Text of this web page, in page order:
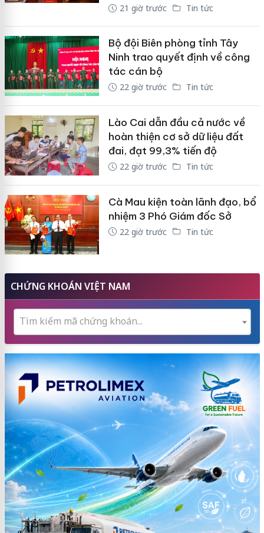
21 giờ trước Tin tức
Bộ đội Biên phòng tỉnh Tây
Ninh trao quyết định về công
tác cán bộ
22 giờ trước Tin tức
Lào Cai dẫn đầu cả nước về
hoàn thiện cơ sở dữ liệu đất
đai, đạt 99,3% tiến độ
22 giờ trước Tin tức
Cà Mau kiện toàn lãnh đạo, bổ
nhiệm 3 Phó Giám đốc Sở
22 giờ trước Tin tức
CHỨNG KHOÁN VIỆT NAM
Tìm kiếm mã chứng khoán...